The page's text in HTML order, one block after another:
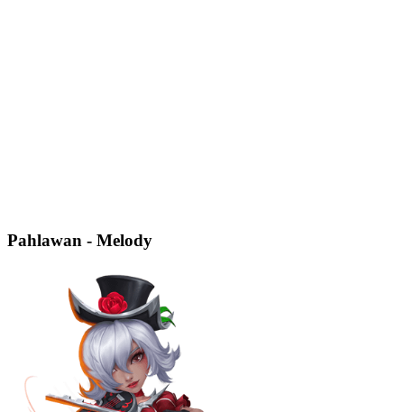
Pahlawan - Melody